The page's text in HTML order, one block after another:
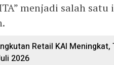
menjadi salah
Retail KAI Meningkat,
2026